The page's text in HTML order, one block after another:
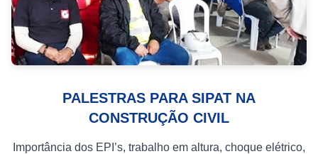
PALESTRAS PARA SIPAT NA
CONSTRUÇÃO CIVIL
Importância dos EPI’s, trabalho em altura, choque elétrico,